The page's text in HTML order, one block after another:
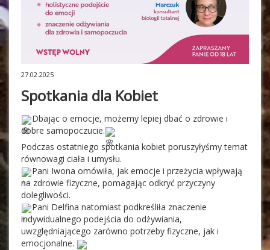
27.02.2025
Spotkania dla Kobiet
Dbając o emocje, możemy lepiej dbać o zdrowie i
dobre samopoczucie.
Podczas ostatniego spotkania kobiet poruszyłyśmy temat
równowagi ciała i umysłu.
Pani Iwona omówiła, jak emocje i przeżycia wpływają
na zdrowie fizyczne, pomagając odkryć przyczyny
dolegliwości.
Pani Delfina natomiast podkreśliła znaczenie
indywidualnego podejścia do odżywiania,
uwzględniającego zarówno potrzeby fizyczne, jak i
emocjonalne.